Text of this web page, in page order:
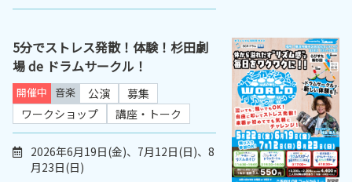
5分でストレス発散！体験！杉田劇
場 de ドラムサークル！
開催中 音楽 公演
募集
ワークショップ
講座・トーク
2026年6月19日(金)、7月12日(日)、8
月23日(日)